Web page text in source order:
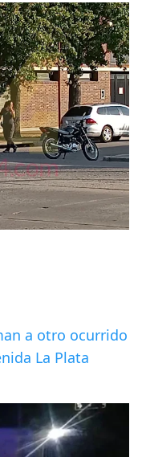
a otro ocurrido
La Plata